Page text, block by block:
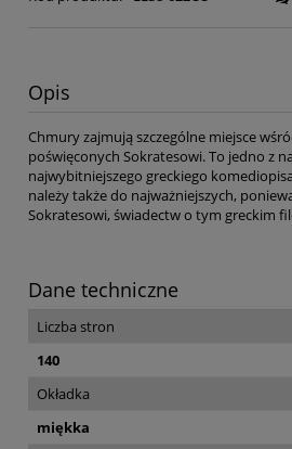
Opis
Chmury zajmują szczególne miejsce
poświęconych Sokratesowi. To jedno z
najwybitniejszego greckiego
należy także do najważniejszych,
Sokratesowi, świadectw o tym greckim
Dane techniczne
Liczba stron
140
Okładka
miękka